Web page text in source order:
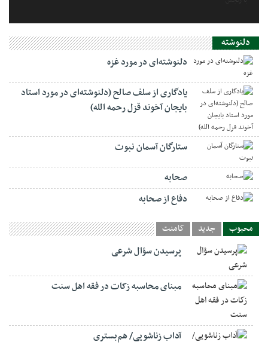
دلنوشته
دلنوشته‌ای در مورد غزه
یادگاری از سلف صالح (دلنوشته‌ای در مورد استاد
بایجان آخوند قزل رحمه الله)
ستارگان آسمان نبوت
صحابه
دفاع از صحابه
محبوب جدید کامنت
پرسیدن سؤال شرعی
مبنای محاسبه زکات در فقه اهل سنت
آداب زناشویی/ هم‌بستری